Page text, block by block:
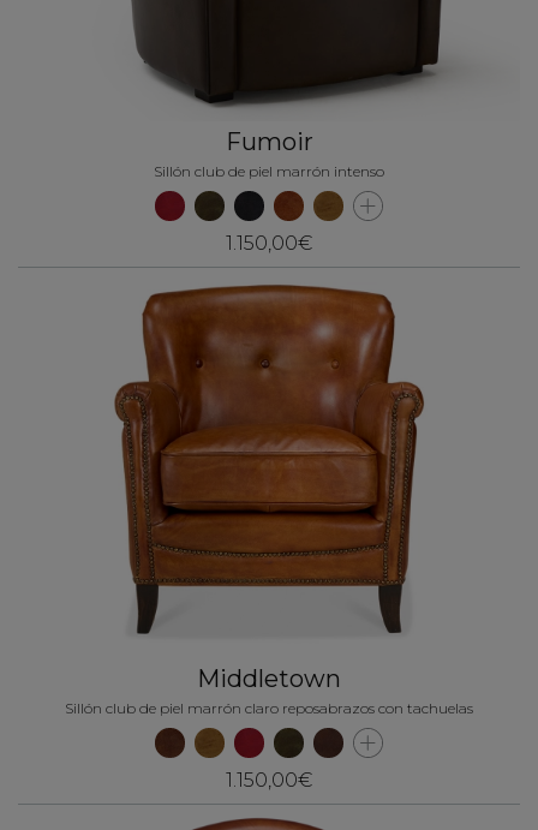
Fumoir
Sillón club de piel marrón intenso
1.150,00€
Middletown
Sillón club de piel marrón claro reposabrazos con tachuelas
1.150,00€